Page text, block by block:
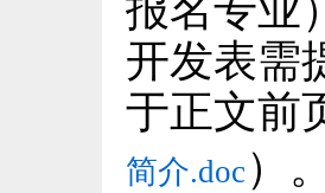
开发表需
于正文前
简介.doc）